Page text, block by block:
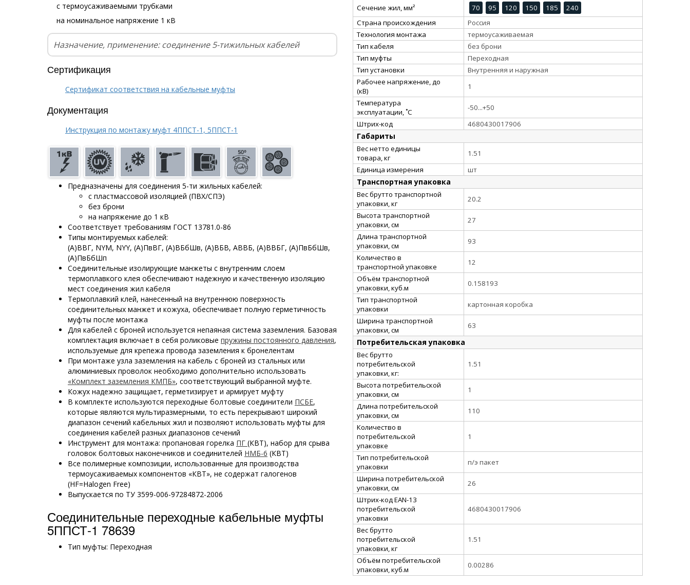
с термоусаживаемыми трубками
на номинальное напряжение 1 кВ
Назначение, применение: соединение 5-тижильных кабелей
Сертификация
Сертификат соответствия на кабельные муфты
Документация
Инструкция по монтажу муфт 4ППСТ-1, 5ППСТ-1
Предназначены для соединения 5-ти жильных кабелей:
с пластмассовой изоляцией (ПВХ/СПЭ)
без брони
на напряжение до 1 кВ
Соответствует требованиям ГОСТ 13781.0-86
Типы монтируемых кабелей:
(А)ВВГ, NYM, NYY, (А)ПвВГ, (А)ВБбШв, (А)ВБВ, АВВБ, (А)ВВБГ, (А)ПвБбШв,
(А)ПвБбШп
Соединительные изолирующие манжеты с внутренним слоем
термоплавкого клея обеспечивают надежную и качественную изоляцию
мест соединения жил кабеля
Термоплавкий клей, нанесенный на внутреннюю поверхность
соединительных манжет и кожуха, обеспечивает полную герметичность
муфты после монтажа
Для кабелей с броней используется непаяная система заземления. Базовая
комплектация включает в себя роликовые пружины постоянного давления,
используемые для крепежа провода заземления к бронелентам
При монтаже узла заземления на кабель с броней из стальных или
алюминиевых проволок необходимо дополнительно использовать
«Комплект заземления КМПБ», соответствующий выбранной муфте.
Кожух надежно защищает, герметизирует и армирует муфту
В комплекте используются переходные болтовые соединители ПСБЕ,
которые являются мультиразмерными, то есть перекрывают широкий
диапазон сечений кабельных жил и позволяют использовать муфты для
соединения кабелей разных диапазонов сечений
Инструмент для монтажа: пропановая горелка ПГ (КВТ), набор для срыва
головок болтовых наконечников и соединителей НМБ-6 (КВТ)
Все полимерные композиции, использованные для производства
термоусаживаемых компонентов «КВТ», не содержат галогенов
(HF=Halogen Free)
Выпускается по ТУ 3599-006-97284872-2006
Соединительные переходные кабельные муфты
5ППСТ-1 78639
Тип муфты: Переходная
Сечение жил, мм²
70 95 120 150 185
240
Страна происхождения
Россия
Технология монтажа
термоусаживаемая
Тип кабеля
без брони
Тип муфты
Переходная
Тип установки
Внутренняя и наружная
Рабочее напряжение, до
(кВ)
1
Температура
эксплуатации, ˚С
-50...+50
Штрих-код
4680430017906
Габариты
Вес нетто единицы
товара, кг
1.51
Единица измерения
шт
Транспортная упаковка
Вес брутто транспортной
упаковки, кг
20.2
Высота транспортной
упаковки, см
27
Длина транспортной
упаковки, см
93
Количество в
транспортной упаковке
12
Объём транспортной
упаковки, куб.м
0.158193
Тип транспортной
упаковки
картонная коробка
Ширина транспортной
упаковки, см
63
Потребительская упаковка
Вес брутто
потребительской
упаковки, кг:
1.51
Высота потребительской
упаковки, см
1
Длина потребительской
упаковки, см
110
Количество в
потребительской
упаковке
1
Тип потребительской
упаковки
п/э пакет
Ширина потребительской
упаковки, см
26
Штрих-код EAN-13
потребительской
упаковки
4680430017906
Вес брутто
потребительской
упаковки, кг
1.51
Объём потребительской
упаковки, куб.м
0.00286